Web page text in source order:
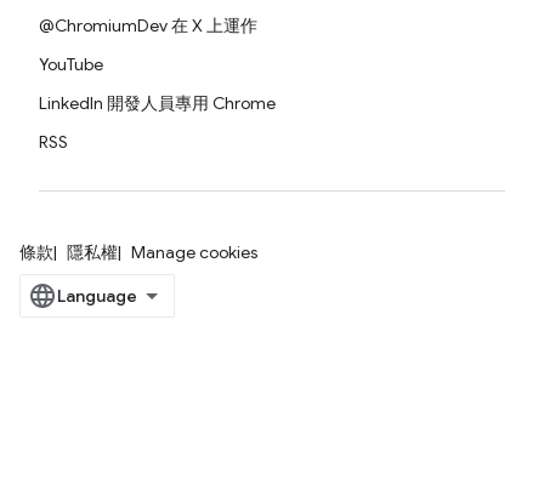
@ChromiumDev 在 X 上運作
YouTube
LinkedIn 開發人員專用 Chrome
RSS
條款 隱私權 Manage cookies